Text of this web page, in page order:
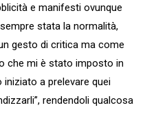
e manifesti ovunque
stata la normalità,
gesto di critica ma come
che mi è stato imposto in
a prelevare quei
rendendoli qualcosa